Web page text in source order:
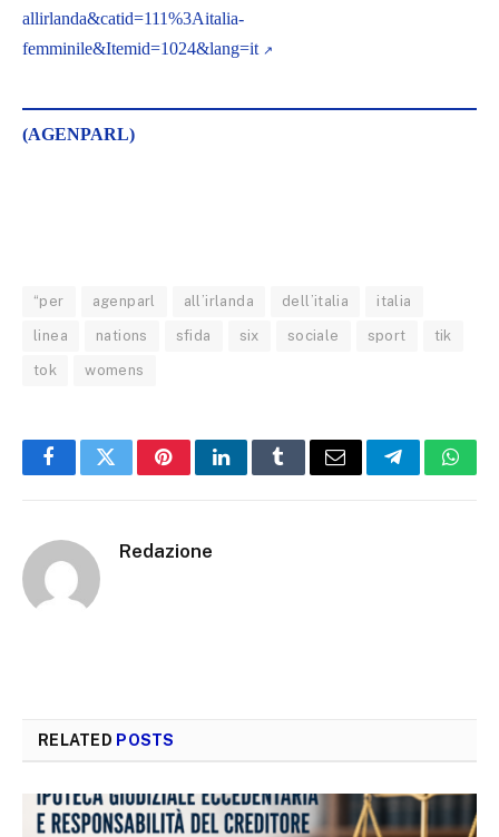
allirlanda&catid=111%3Aitalia-
femminile&Itemid=1024&lang=it
(AGENPARL)
“per agenparl all’irlanda dell’italia italia
linea nations sfida six sociale sport tik
tok womens
FacebookTwitterPinterestLinkedInTumblrEmail Telegram
Redazione
RELATED POSTS